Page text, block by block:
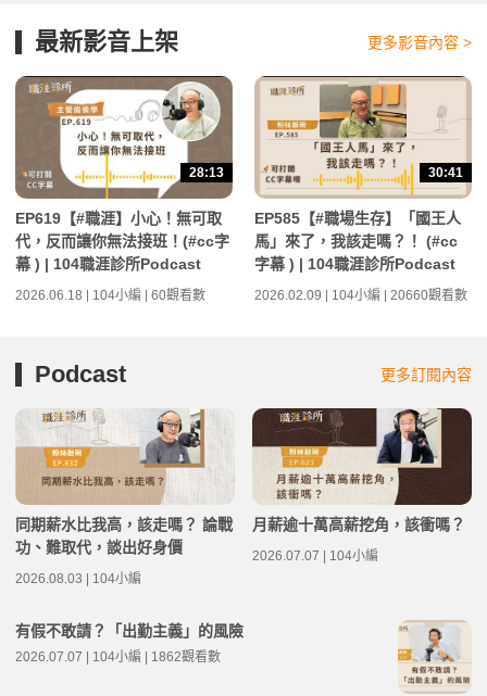
最新影音上架 更多影音內容 >
28:13
EP619【#職涯】小心！無可取
代，反而讓你無法接班！(#cc字
幕 ) | 104職涯診所Podcast
2026.06.18 | 104小編 | 60觀看數
30:41
EP585【#職場生存】「國王人
馬」來了，我該走嗎？！ (#cc
字幕 ) | 104職涯診所Podcast
2026.02.09 | 104小編 | 20660觀看數
Podcast 更多訂閱內容
同期薪水比我高，該走嗎？ 論戰
功、難取代，談出好身價
2026.08.03 | 104小編
月薪逾十萬高薪挖角，該衝嗎？
2026.07.07 | 104小編
有假不敢請？「出勤主義」的風險
2026.07.07 | 104小編 | 1862觀看數